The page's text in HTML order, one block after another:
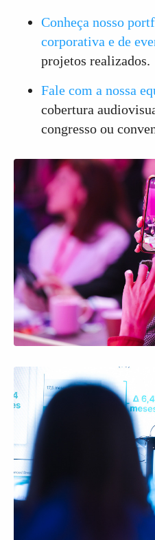
Conheça nosso
corporativa e de
projetos realizados.
Fale com a nossa
cobertura
congresso ou